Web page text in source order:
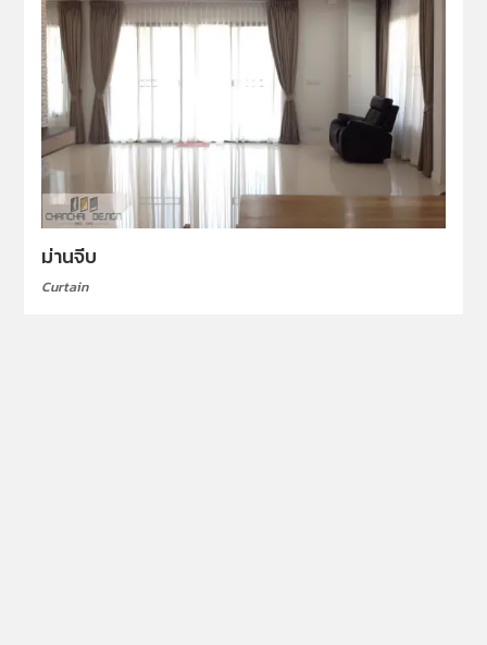
ม่านจีบ
Curtain